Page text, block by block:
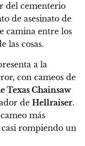
del cementerio
de asesinato de
camina entre los
las cosas.
a la
con cameos de
Texas Chainsaw
de Hellraiser.
más
casi rompiendo un